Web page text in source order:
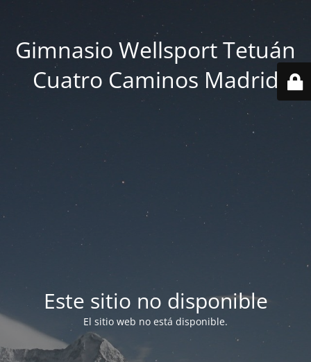
Gimnasio Wellsport Tetuán
Cuatro Caminos Madrid
Este sitio no disponible
El sitio web no está disponible.